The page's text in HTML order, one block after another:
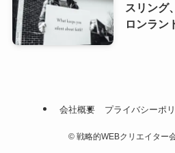
スリング
ロンラン
会社概要 プライバシーポ
©戦略的WEBクリエイター